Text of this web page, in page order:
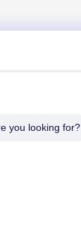
you looking for?